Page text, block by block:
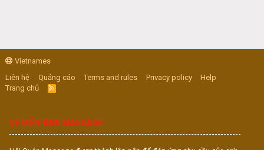
Vietnames
Liên hệ
Quảng cáo Terms and rules Privacy policy
Help
Trang chủ
R
S
VỀ DIỄN ĐÀN MASSAGE